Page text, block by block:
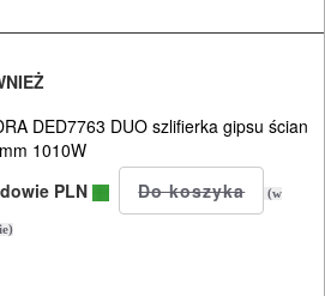
DED7763 DUO szlifierka gipsu ścian
1010W
PLN
(w